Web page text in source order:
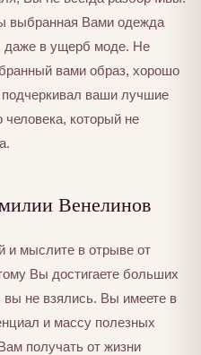
выбранная Вами одежда
даже в ущерб моде. Не
вами образ, хорошо
ваши лучшие
человека, который не
Венелинов
и мыслите в отрыве от
Вы достигаете больших
вы не взялись. Вы имеете в
и массу полезных
получать от жизни